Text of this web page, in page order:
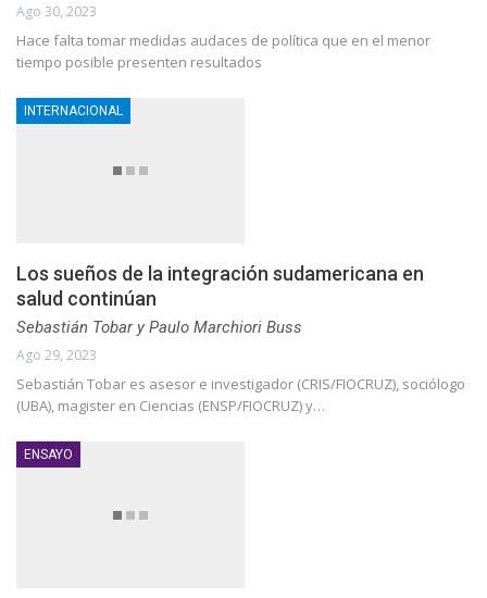
Ago 30, 2023
Hace falta tomar medidas audaces de política que en el menor
tiempo posible presenten resultados
INTERNACIONAL
Los sueños de la integración sudamericana en
salud continúan
Sebastián Tobar y Paulo Marchiori Buss
Ago 29, 2023
Sebastián Tobar es asesor e investigador (CRIS/FIOCRUZ), sociólogo
(UBA), magister en Ciencias (ENSP/FIOCRUZ) y…
ENSAYO